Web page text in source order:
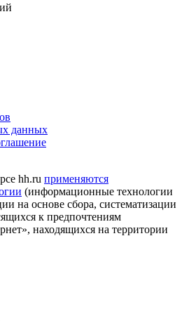
данных
hh.ru применяются
(информационные технологии
на основе сбора, систематизации
к предпочтениям
находящихся на территории